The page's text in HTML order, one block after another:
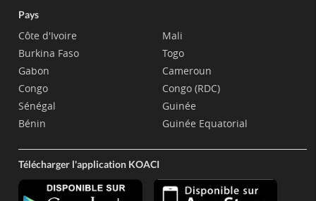
Pays
Côte d'Ivoire
Burkina Faso
Gabon
Congo
Sénégal
Bénin
Mali
Togo
Cameroun
Congo (RDC)
Guinée
Guinée Equatorial
Télécharger l'application KOACI